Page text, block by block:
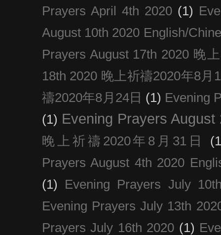
Prayers April 4th 2020 (1)
August 10th 2020 English/
Prayers August 17th 2020 晚
18th 2020 晚上祈禱2020年8月
禱2020年8月24日 (1) Evening
(1) Evening Prayers August
晚上祈禱2020年8月31日
Prayers August 4th 2020
(1)
Evening Prayers July
Evening Prayers July 13th
Prayers July 16th 2020 (1)